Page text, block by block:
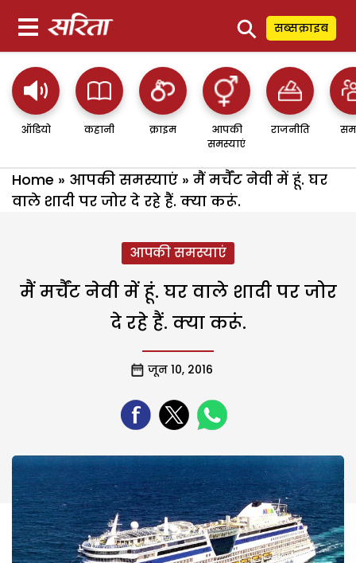
⚲ सब्सक्राइब
ऑडियो कहानी क्राइम
आपकी
समस्याएं
राजनीति
Home » आपकी समस्याएं » मैं मर्चैंट नेवी में हूं. घर
वाले शादी पर जोर दे रहे हैं. क्या करूं.
आपकी समस्याएं
मैं मर्चैंट नेवी में हूं. घर वाले शादी पर जोर
दे रहे हैं. क्या करूं.
जून 10, 2016